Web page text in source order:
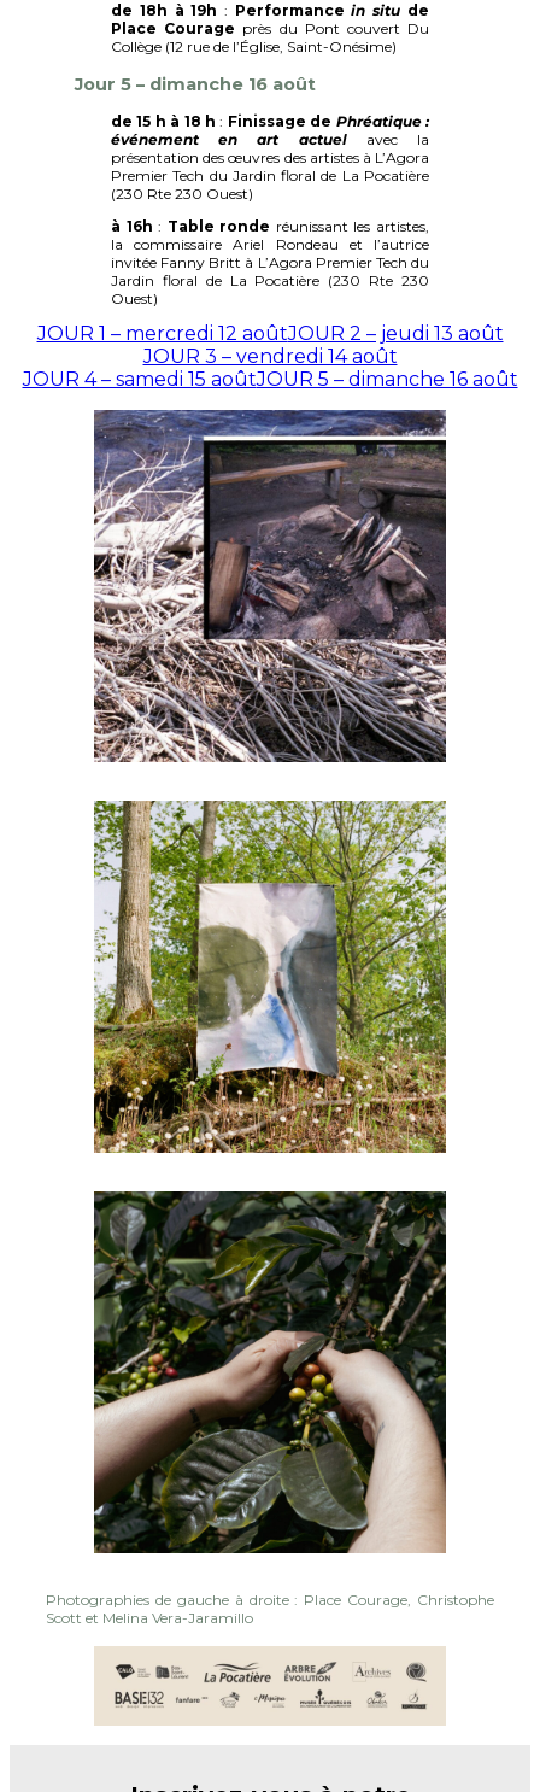
de 18h à 19h : Performancein situ de
Place Courage près du Pont couvert Du
Collège (12 rue de l’Église, Saint-Onésime)
Jour 5 – dimanche 16 août
de 15 h à 18 h: Finissage de Phréatique :
événement en art actuelavec la
présentation des œuvres des artistes à L’Agora
Premier Tech du Jardin floral de La Pocatière
(230 Rte 230 Ouest)
à 16h : Table ronde réunissant les artistes,
la commissaire Ariel Rondeau et l’autrice
invitée Fanny Britt à L’Agora Premier Tech du
Jardin floral de La Pocatière (230 Rte 230
Ouest)
JOUR 1 – mercredi 12 aoûtJOUR 2 – jeudi 13 août
JOUR 3 – vendredi 14 août
JOUR 4 – samedi 15 aoûtJOUR 5 – dimanche 16 août
Photographies de gauche à droite : Place Courage, Christophe
Scott et Melina Vera-Jaramillo